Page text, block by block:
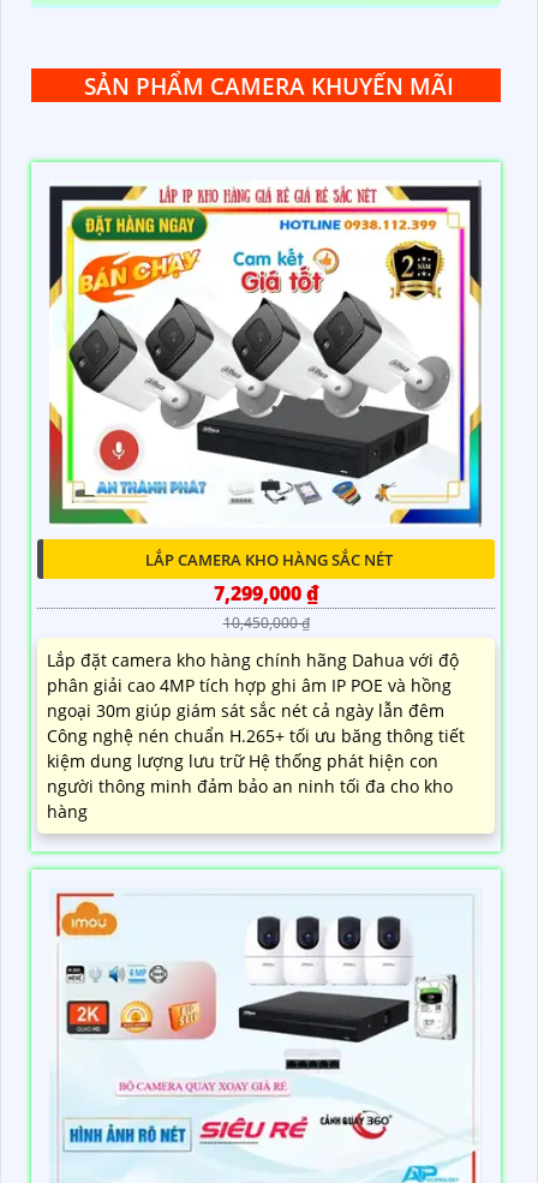
SẢN PHẨM CAMERA KHUYẾN MÃI
LẮP CAMERA KHO HÀNG SẮC NÉT
7,299,000 ₫
10,450,000 ₫
Lắp đặt camera kho hàng chính hãng Dahua với độ
phân giải cao 4MP tích hợp ghi âm IP POE và hồng
ngoại 30m giúp giám sát sắc nét cả ngày lẫn đêm
Công nghệ nén chuẩn H.265+ tối ưu băng thông tiết
kiệm dung lượng lưu trữ Hệ thống phát hiện con
người thông minh đảm bảo an ninh tối đa cho kho
hàng